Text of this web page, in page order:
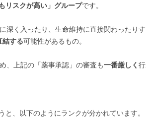
リスクが高い」グループです。
深く入ったり、生命維持に直接関わったり
結する可能性があるもの。
、上記の「薬事承認」の審査も一番厳しく
と、以下のようにランクが分かれています。